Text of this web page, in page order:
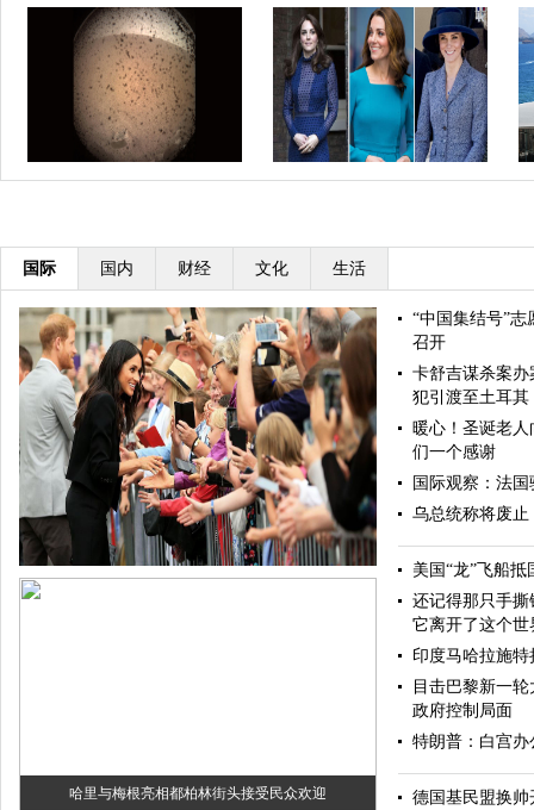
“洞察”号无人探测器成功登陆火星
凯特王妃到底有多少件蓝色衣服？
国际 国内 财经 文化 生活
哈里与梅根亮相都柏林街头接受民众欢迎
“中国集结号”志
召开
卡舒吉谋杀案
犯引渡至土耳其
暖心！圣诞老
们一个感谢
国际观察：法
乌总统称将废
美国“龙”飞船
还记得那只手撕
它离开了这个世
印度马哈拉施
目击巴黎新一
政府控制局面
特朗普：白宫
德国基民盟换帅